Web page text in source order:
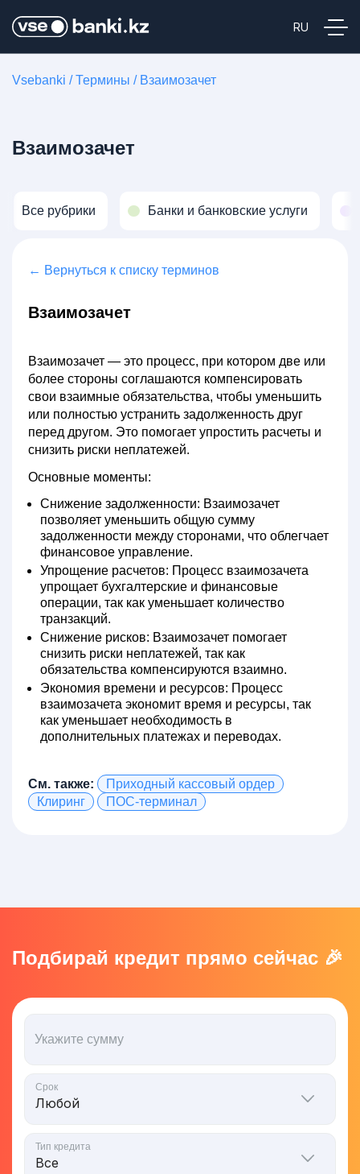
Vsebanki /Термины / Взаимозачет
Взаимозачет
Все рубрики Банки и банковские услуги
← Вернуться к списку терминов
Взаимозачет
Взаимозачет — это процесс, при котором две или
более стороны соглашаются компенсировать
свои взаимные обязательства, чтобы уменьшить
или полностью устранить задолженность друг
перед другом. Это помогает упростить расчеты и
снизить риски неплатежей.
Основные моменты:
Снижение задолженности: Взаимозачет
позволяет уменьшить общую сумму
задолженности между сторонами, что облегчает
финансовое управление.
Упрощение расчетов: Процесс взаимозачета
упрощает бухгалтерские и финансовые
операции, так как уменьшает количество
транзакций.
Снижение рисков: Взаимозачет помогает
снизить риски неплатежей, так как
обязательства компенсируются взаимно.
Экономия времени и ресурсов: Процесс
взаимозачета экономит время и ресурсы, так
как уменьшает необходимость в
дополнительных платежах и переводах.
См. также:
Приходный кассовый ордер
Клиринг
ПОС-терминал
Подбирай кредит прямо сейчас 🎉
Укажите сумму
Срок
Тип кредита